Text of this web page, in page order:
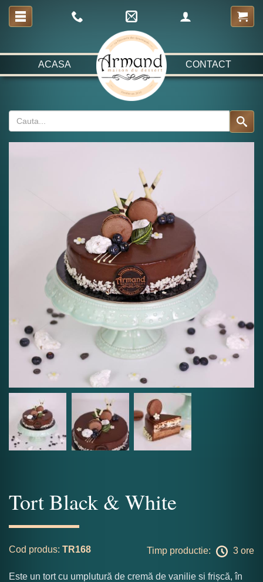
ACASA CONTACT
Tort Black & White
Cod produs: TR168 Timp productie: 3 ore
Este un tort cu umplutură de cremă de vanilie si frișcă, în